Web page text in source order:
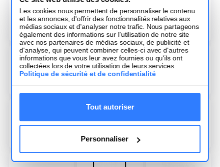
Les cookies nous permettent de personnaliser le contenu
et les annonces, d'offrir des fonctionnalités relatives aux
médias sociaux et d'analyser notre trafic. Nous partageons
également des informations sur l'utilisation de notre site
avec nos partenaires de médias sociaux, de publicité et
d'analyse, qui peuvent combiner celles-ci avec d'autres
informations que vous leur avez fournies ou qu'ils ont
collectées lors de votre utilisation de leurs services.
Politique de sécurité et de confidentialité
Tout autoriser
Personnaliser